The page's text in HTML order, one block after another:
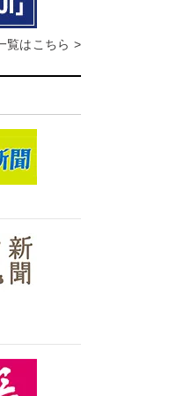
覧はこちら >